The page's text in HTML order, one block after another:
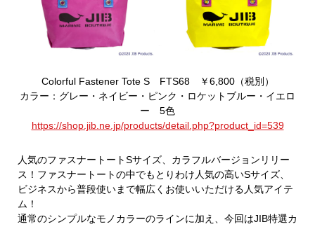
Colorful Fastener Tote S FTS68 ￥6,800（税別）
カラー：グレー・ネイビー・ピンク・ロケットブルー・イエロ
ー 5色
https://shop.jib.ne.jp/products/detail.php?product_id=539
人気のファスナートートSサイズ、カラフルバージョンリリー
ス！ファスナートートの中でもとりわけ人気の高いSサイズ、
ビジネスから普段使いまで幅広くお使いいただける人気アイテ
ム！
通常のシンプルなモノカラーのラインに加え、今回はJIB特選カ